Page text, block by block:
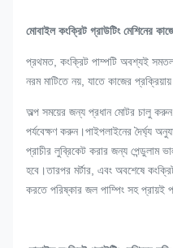
মোবাইল কংক্রিট গ্রাউটিং মেশিনের
প্রথমত, কংক্রিট পাম্পটি অবশ্যই
নরম মাটিতে নয়, যাতে কাজের
অল্প সময়ের জন্য প্রধান মোটর চালু
পর্যবেক্ষণ করুন।পাইপলাইনের দৈর্ঘ্য
প্রাচীর লুব্রিকেট করার জন্য পেন্ডুলাম
হবে।তারপর মর্টার, এবং অবশেষে
করতে পরিষ্কার জল পাম্পিং সহ প্রায়ই